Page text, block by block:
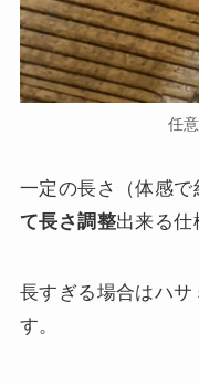
任
一定の長さ（体感で
て長さ調整出来る仕
長すぎる場合はハ
す。